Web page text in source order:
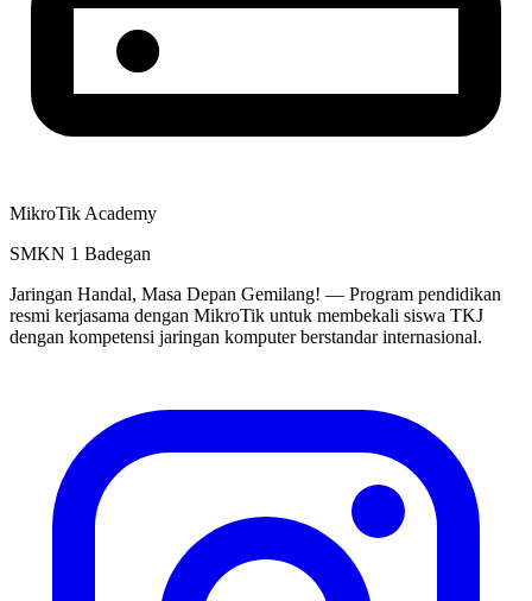
MikroTik Academy
SMKN 1 Badegan
Jaringan Handal, Masa Depan Gemilang! — Program pendidikan
resmi kerjasama dengan MikroTik untuk membekali siswa TKJ
dengan kompetensi jaringan komputer berstandar internasional.